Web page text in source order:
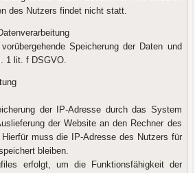
des Nutzers findet nicht statt.
Speicherung der Daten und
1 lit. f DSGVO.
der IP-Adresse durch das System
der Website an den Rechner des
muss die IP-Adresse des Nutzers für
bleiben.
erfolgt, um die Funktionsfähigkeit der